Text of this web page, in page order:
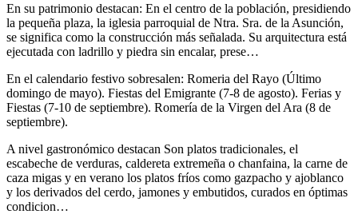
En su patrimonio destacan: En el centro de la población, presidiendo
la pequeña plaza, la iglesia parroquial de Ntra. Sra. de la Asunción,
se significa como la construcción más señalada. Su arquitectura está
ejecutada con ladrillo y piedra sin encalar, prese…
En el calendario festivo sobresalen: Romeria del Rayo (Último
domingo de mayo). Fiestas del Emigrante (7-8 de agosto). Ferias y
Fiestas (7-10 de septiembre). Romería de la Virgen del Ara (8 de
septiembre).
A nivel gastronómico destacan Son platos tradicionales, el
escabeche de verduras, caldereta extremeña o chanfaina, la carne de
caza migas y en verano los platos fríos como gazpacho y ajoblanco
y los derivados del cerdo, jamones y embutidos, curados en óptimas
condicion…